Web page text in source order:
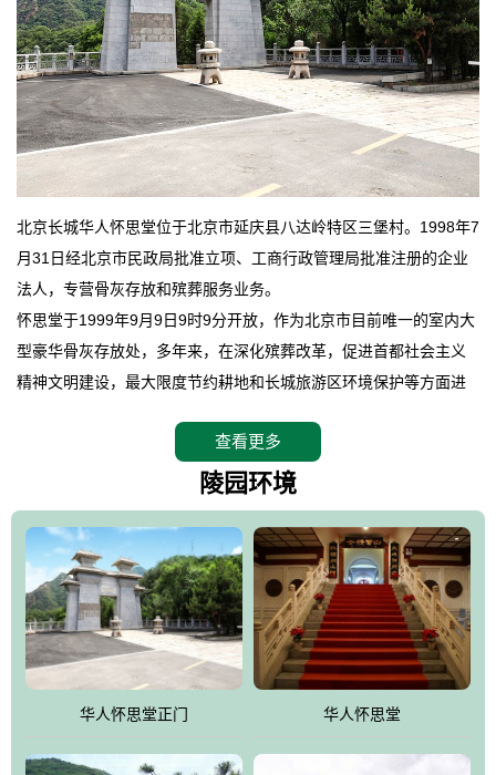
北京长城华人怀思堂位于北京市延庆县八达岭特区三堡村。1998年7
月31日经北京市民政局批准立项、工商行政管理局批准注册的企业
法人，专营骨灰存放和殡葬服务业务。
怀思堂于1999年9月9日9时9分开放，作为北京市目前唯一的室内大
型豪华骨灰存放处，多年来，在深化殡葬改革，促进首都社会主义
精神文明建设，最大限度节约耕地和长城旅游区环境保护等方面进
怀思堂辖区面积15万平方米，整体建筑面积5．8万平方米。主体建
筑有：怀思堂豪华墓室、礼祭大厅、随缘阁、百家姓觅宗长廊等。
仲、无字碑、香灯等。典型的仿秦、汉建筑风格。蓝色的琉璃瓦屋
顶，朱砂红的门、窗、柱、墙，汉白玉雕刻的雄狮、华表，花岗岩
铺成的路面和台阶，洒落其间的花卉、松柏与万里长城浑然一体、
气势宏伟、古朴端庄、别具一格。怀思堂大殿入口两侧是用蜡染技
术描绘的抽象派创意绘画，大环境中的长城文化与炎黄始祖，小环
境的绘画中的河流、山川、彩云、明月，意喻着往生者与长城同
伴，与祖宗同眠，他（她）们的思想与品德与山河同在，与日月同
辉。
查看更多
陵园环境
华人怀思堂正门 华人怀思堂